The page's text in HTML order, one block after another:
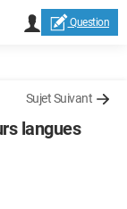
Question
Sujet Suivant
langues